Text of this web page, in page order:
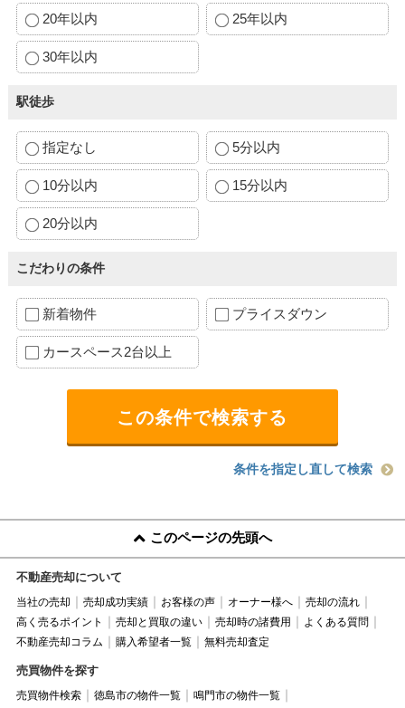
20年以内 25年以内
30年以内
駅徒歩
指定なし 5分以内
10分以内 15分以内
20分以内
こだわりの条件
新着物件 プライスダウン
カースペース2台以上
条件を指定し直して検索
このページの先頭へ
不動産売却について
当社の売却 売却成功実績 お客様の声 オーナー様へ
売却の流れ
高く売るポイント
売却と買取の違い 売却時の諸費用
よくある質問
不動産売却コラム
購入希望者一覧 無料売却査定
売買物件を探す
売買物件検索 徳島市の物件一覧
鳴門市の物件一覧